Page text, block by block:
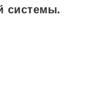
системы.